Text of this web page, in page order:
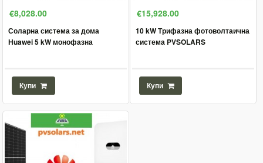
€8,028.00
Соларна система за дома
Huawei 5 kW монофазна
Купи
€15,928.00
10 kW Трифазна фотоволтаична
система PVSOLARS
Купи